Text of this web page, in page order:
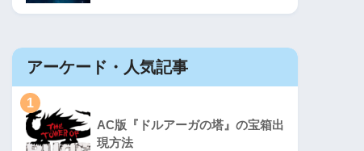
アーケード・人気記事
1
AC版『ドルアーガの塔』の宝箱出
現方法